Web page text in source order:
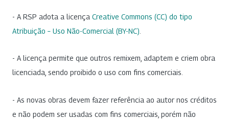
- A RSP adota a licença Creative Commons (CC) do tipo
Atribuição – Uso Não-Comercial (BY-NC)
- A licença permite que outros remixem, adaptem e criem obra
licenciada, sendo proibido o uso com fins comerciais.
- As novas obras devem fazer referência ao autor nos créditos
e não podem ser usadas com fins comerciais, porém não